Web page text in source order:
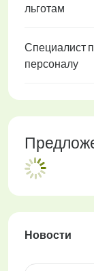
льготам
Специалист
персоналу
Новости